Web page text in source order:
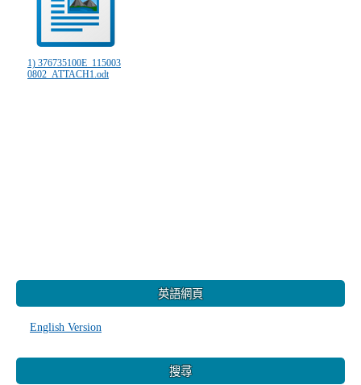
1) 376735100E_115003
0802_ATTACH1.odt
英語網頁
English Version
搜尋